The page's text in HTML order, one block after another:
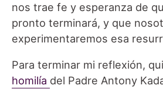
nos trae fe y esperanza de
pronto terminará, y que
experimentaremos esa
Para terminar mi reflexión,
homilía del Padre Antony